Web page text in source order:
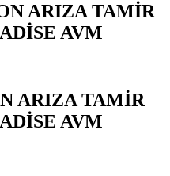
ARIZA TAMİR
AVM
ARIZA TAMİR
AVM